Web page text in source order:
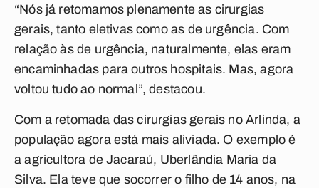
“Nós já retomamos plenamente as cirurgias
gerais, tanto eletivas como as de urgência. Com
relação às de urgência, naturalmente, elas eram
encaminhadas para outros hospitais. Mas, agora
voltou tudo ao normal”, destacou.
Com a retomada das cirurgias gerais no Arlinda, a
população agora está mais aliviada. O exemplo é
a agricultora de Jacaraú, Uberlândia Maria da
Silva. Ela teve que socorrer o filho de 14 anos, na